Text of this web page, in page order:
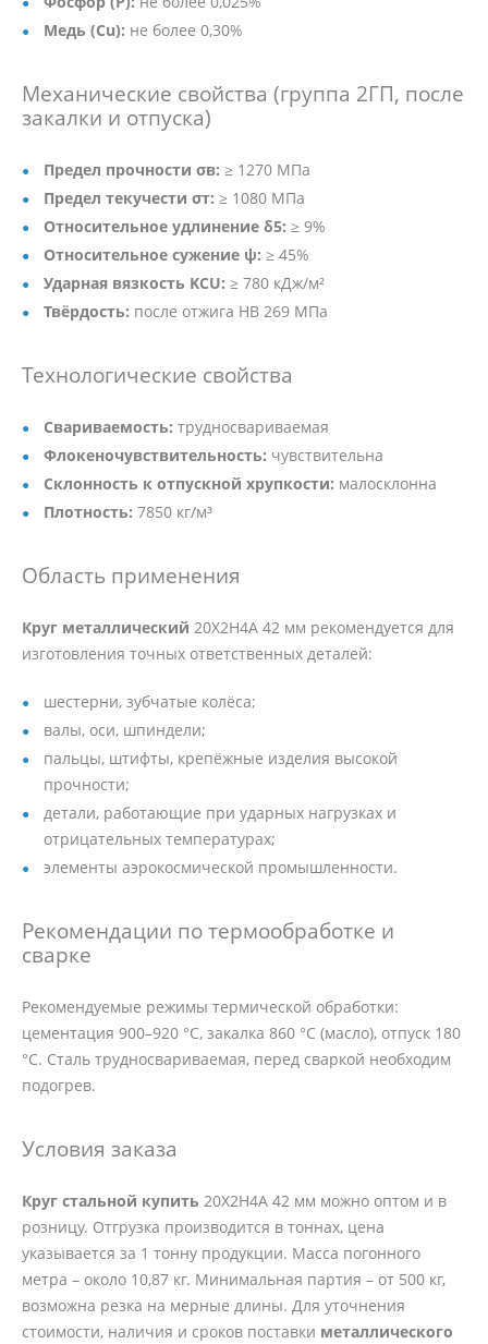
Медь (Cu): не более 0,30%
Механические свойства (группа 2ГП, после
закалки и отпуска)
Предел прочности σв: ≥ 1270 МПа
Предел текучести σт: ≥ 1080 МПа
Относительное удлинение δ5: ≥ 9%
Относительное сужение ψ: ≥ 45%
Ударная вязкость KCU: ≥ 780 кДж/м²
Твёрдость: после отжига HB 269 МПа
Технологические свойства
Свариваемость: трудносвариваемая
Флокеночувствительность: чувствительна
Склонность к отпускной хрупкости: малосклонна
Плотность: 7850 кг/м³
Область применения
Круг металлический 20Х2Н4А 42 мм рекомендуется для
изготовления точных ответственных деталей:
шестерни, зубчатые колёса;
валы, оси, шпиндели;
пальцы, штифты, крепёжные изделия высокой
прочности;
детали, работающие при ударных нагрузках и
отрицательных температурах;
элементы аэрокосмической промышленности.
Рекомендации по термообработке и
сварке
Рекомендуемые режимы термической обработки:
цементация 900–920 °C, закалка 860 °C (масло), отпуск 180
°C. Сталь трудносвариваемая, перед сваркой необходим
подогрев.
Условия заказа
Круг стальной купить 20Х2Н4А 42 мм можно оптом и в
розницу. Отгрузка производится в тоннах, цена
указывается за 1 тонну продукции. Масса погонного
метра – около 10,87 кг. Минимальная партия – от 500 кг,
возможна резка на мерные длины. Для уточнения
стоимости, наличия и сроков поставки металлического